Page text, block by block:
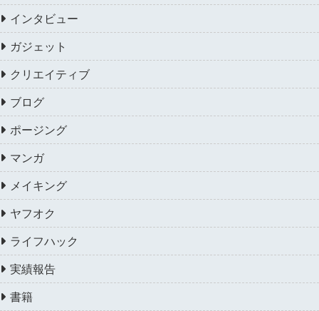
インタビュー
ガジェット
クリエイティブ
ブログ
ポージング
マンガ
メイキング
ヤフオク
ライフハック
実績報告
書籍